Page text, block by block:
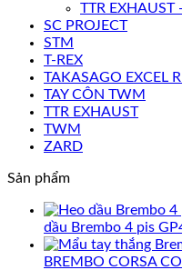
TTR EXHAUST
SC PROJECT
STM
T-REX
TAKASAGO EXCEL
TAY CÔN TWM
TTR EXHAUST
TWM
ZARD
Sản phẩm
dầu Brembo 4 pis
BREMBO CORSA